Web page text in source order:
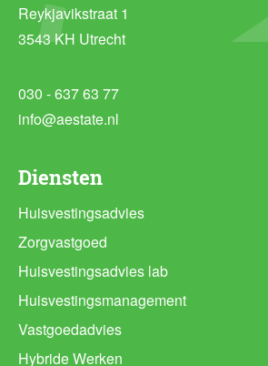
Diensten
Huisvestingsadvies
Zorgvastgoed
Huisvestingsadvies lab
Huisvestingsmanagement
Vastgoedadvies
Hybride Werken
Reykjavikstraat 1
3543 KH Utrecht
030 - 637 63 77
info@aestate.nl